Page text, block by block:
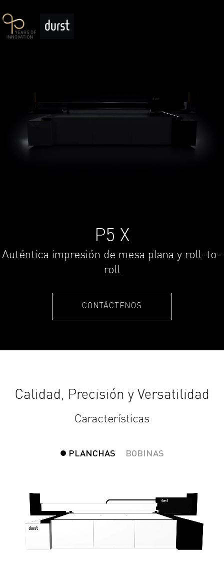
P5 X
Auténtica impresión de mesa plana y roll-to-
roll
CONTÁCTENOS
Calidad, Precisión y Versatilidad
Características
PLANCHAS BOBINAS